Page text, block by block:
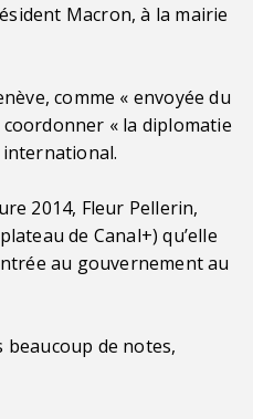
Macron, à la mairie
comme « envoyée du
« la diplomatie
international.
2014, Fleur Pellerin,
de Canal+) qu’elle
au gouvernement au
beaucoup de notes,